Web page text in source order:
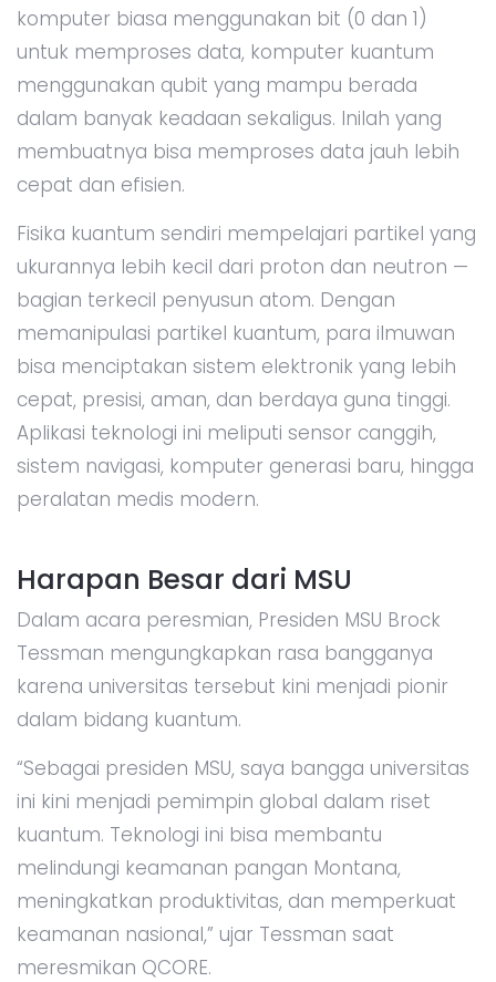
komputer biasa menggunakan bit (0 dan 1)
untuk memproses data, komputer kuantum
menggunakan qubit yang mampu berada
dalam banyak keadaan sekaligus. Inilah yang
membuatnya bisa memproses data jauh lebih
cepat dan efisien.
Fisika kuantum sendiri mempelajari partikel yang
ukurannya lebih kecil dari proton dan neutron —
bagian terkecil penyusun atom. Dengan
memanipulasi partikel kuantum, para ilmuwan
bisa menciptakan sistem elektronik yang lebih
cepat, presisi, aman, dan berdaya guna tinggi.
Aplikasi teknologi ini meliputi sensor canggih,
sistem navigasi, komputer generasi baru, hingga
peralatan medis modern.
Harapan Besar dari MSU
Dalam acara peresmian, Presiden MSU Brock
Tessman mengungkapkan rasa bangganya
karena universitas tersebut kini menjadi pionir
dalam bidang kuantum.
“Sebagai presiden MSU, saya bangga universitas
ini kini menjadi pemimpin global dalam riset
kuantum. Teknologi ini bisa membantu
melindungi keamanan pangan Montana,
meningkatkan produktivitas, dan memperkuat
keamanan nasional,” ujar Tessman saat
meresmikan QCORE.